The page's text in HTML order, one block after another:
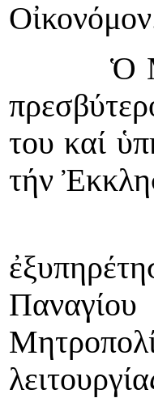
Ὁ
του καί
τήν